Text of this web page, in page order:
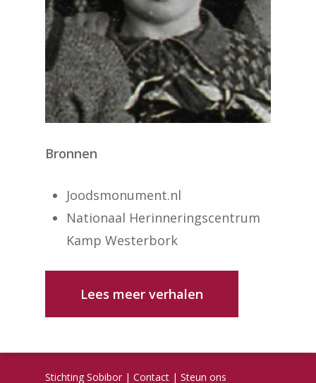
Bronnen
Joodsmonument.nl
Nationaal Herinneringscentrum
Kamp Westerbork
Lees meer verhalen
Stichting Sobibor | Contact | Steun ons